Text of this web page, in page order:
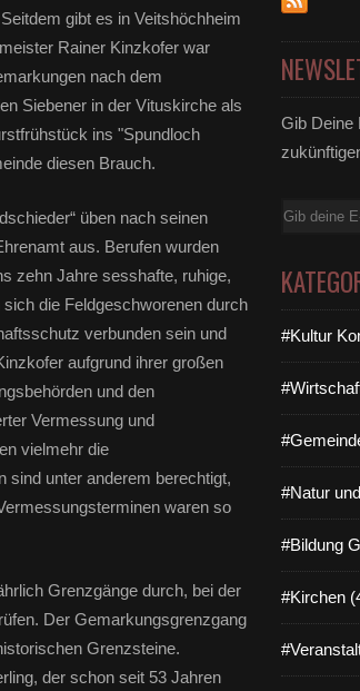
gibt es in Veitshöchheim
Rainer Kinzkofer war
nach dem
Siebener in der Vituskirche als
ins "Spundloch
diesen Brauch.
üben nach seinen
aus. Berufen wurden
zehn Jahre sesshafte, ruhige,
die Feldgeschworenen durch
verbunden sein und
aufgrund ihrer großen
und den
Vermessung und
vielmehr die
sind unter anderem berechtigt,
waren so
Grenzgänge durch, bei der
Der Gemarkungsgrenzgang
Grenzsteine.
der schon seit 53 Jahren
Gib Deine
E-
#Kultur
#Natur
#Bildung
#Kirchen